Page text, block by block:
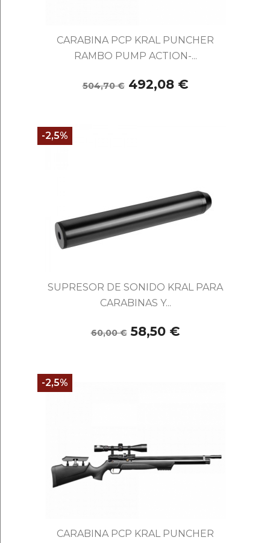
CARABINA PCP KRAL PUNCHER
RAMBO PUMP ACTION-...
504,70 € 492,08 €
SUPRESOR DE SONIDO KRAL PARA
CARABINAS Y...
60,00 € 58,50 €
-2,5%
CARABINA PCP KRAL PUNCHER
-2,5%